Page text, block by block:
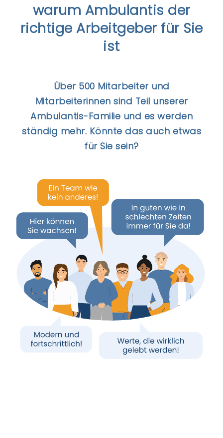
warum Ambulantis der
richtige Arbeitgeber für Sie
ist
Über 500 Mitarbeiter und
Mitarbeiterinnen sind Teil unserer
Ambulantis-Familie und es werden
ständig mehr. Könnte das auch etwas
für Sie sein?